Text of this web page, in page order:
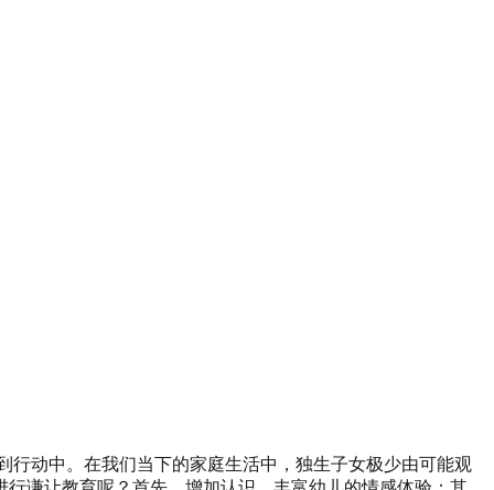
动中。在我们当下的家庭生活中，独生子女极少由可能观